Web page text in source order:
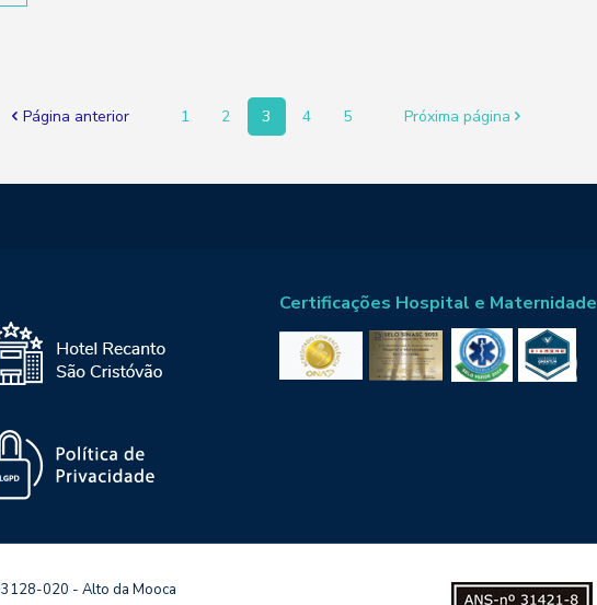
Página anterior 1 2 3 4 5 Próxima página
Certificações Hospital e Maternidade
020 - Alto da Mooca